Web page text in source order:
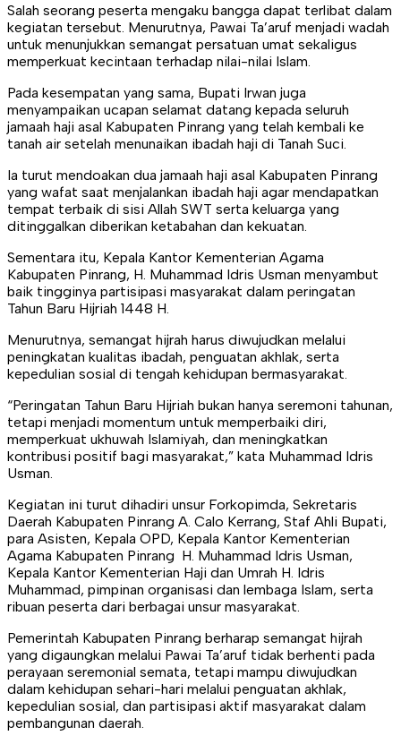
Salah seorang peserta mengaku bangga dapat terlibat dalam
kegiatan tersebut. Menurutnya, Pawai Ta’aruf menjadi wadah
untuk menunjukkan semangat persatuan umat sekaligus
memperkuat kecintaan terhadap nilai-nilai Islam.
Pada kesempatan yang sama, Bupati Irwan juga
menyampaikan ucapan selamat datang kepada seluruh
jamaah haji asal Kabupaten Pinrang yang telah kembali ke
tanah air setelah menunaikan ibadah haji di Tanah Suci.
Ia turut mendoakan dua jamaah haji asal Kabupaten Pinrang
yang wafat saat menjalankan ibadah haji agar mendapatkan
tempat terbaik di sisi Allah SWT serta keluarga yang
ditinggalkan diberikan ketabahan dan kekuatan.
Sementara itu, Kepala Kantor Kementerian Agama
Kabupaten Pinrang, H. Muhammad Idris Usman menyambut
baik tingginya partisipasi masyarakat dalam peringatan
Tahun Baru Hijriah 1448 H.
Menurutnya, semangat hijrah harus diwujudkan melalui
peningkatan kualitas ibadah, penguatan akhlak, serta
kepedulian sosial di tengah kehidupan bermasyarakat.
“Peringatan Tahun Baru Hijriah bukan hanya seremoni tahunan,
tetapi menjadi momentum untuk memperbaiki diri,
memperkuat ukhuwah Islamiyah, dan meningkatkan
kontribusi positif bagi masyarakat,” kata Muhammad Idris
Usman.
Kegiatan ini turut dihadiri unsur Forkopimda, Sekretaris
Daerah Kabupaten Pinrang A. Calo Kerrang, Staf Ahli Bupati,
para Asisten, Kepala OPD, Kepala Kantor Kementerian
Agama Kabupaten Pinrang H. Muhammad Idris Usman,
Kepala Kantor Kementerian Haji dan Umrah H. Idris
Muhammad, pimpinan organisasi dan lembaga Islam, serta
ribuan peserta dari berbagai unsur masyarakat.
Pemerintah Kabupaten Pinrang berharap semangat hijrah
yang digaungkan melalui Pawai Ta’aruf tidak berhenti pada
perayaan seremonial semata, tetapi mampu diwujudkan
dalam kehidupan sehari-hari melalui penguatan akhlak,
kepedulian sosial, dan partisipasi aktif masyarakat dalam
pembangunan daerah.